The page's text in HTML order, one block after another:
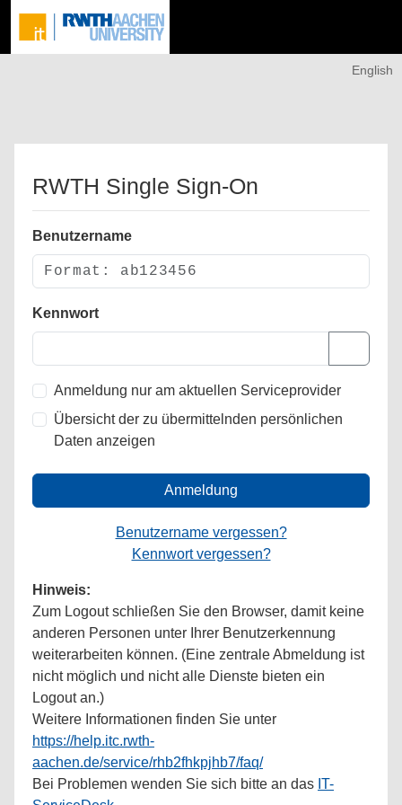
English
RWTH Single Sign-On
Benutzername
Kennwort
Anmeldung nur am aktuellen Serviceprovider
Übersicht der zu übermittelnden persönlichen
Daten anzeigen
Anmeldung
Benutzername vergessen?
Kennwort vergessen?
Hinweis:
Zum Logout schließen Sie den Browser, damit keine
anderen Personen unter Ihrer Benutzerkennung
weiterarbeiten können. (Eine zentrale Abmeldung ist
nicht möglich und nicht alle Dienste bieten ein
Logout an.)
Weitere Informationen finden Sie unter
https://help.itc.rwth-
aachen.de/service/rhb2fhkpjhb7/faq/
Bei Problemen wenden Sie sich bitte an das IT-